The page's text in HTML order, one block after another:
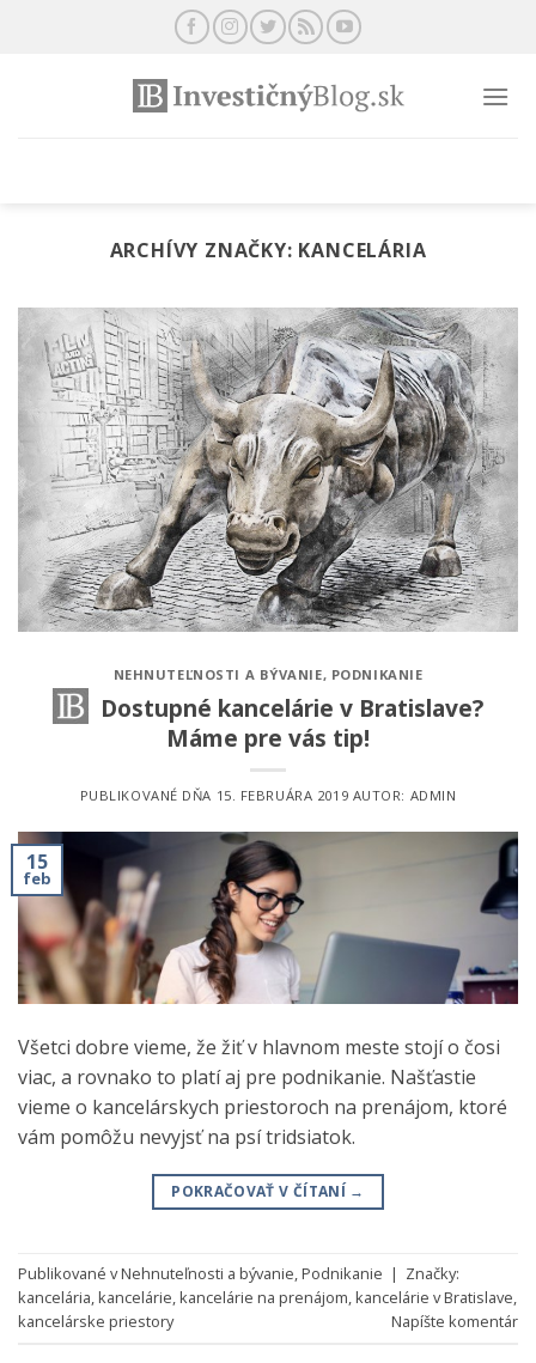
ARCHÍVY ZNAČKY: KANCELÁRIA
NEHNUTEĽNOSTI A BÝVANIE, PODNIKANIE
Dostupné kancelárie v Bratislave?
Máme pre vás tip!
PUBLIKOVANÉ DŇA 15. FEBRUÁRA 2019 AUTOR: ADMIN
15
feb
Všetci dobre vieme, že žiť v hlavnom meste stojí o čosi
viac, a rovnako to platí aj pre podnikanie. Našťastie
vieme o kancelárskych priestoroch na prenájom, ktoré
vám pomôžu nevyjsť na psí tridsiatok.
POKRAČOVAŤ V ČÍTANÍ →
Publikované vNehnuteľnosti a bývanie,Podnikanie | Značky:
kancelária,kancelárie,kancelárie na prenájom,kancelárie v Bratislave,
kancelárske priestory
Napíšte komentár